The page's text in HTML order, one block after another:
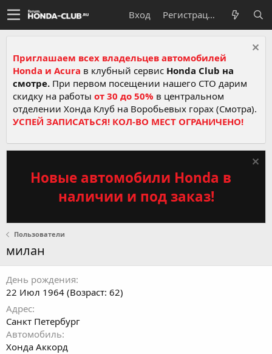
Вход Регистрация
Приглашаем всех владельцев автомобилей
Honda и Acura в клубный сервис Honda Club на
смотре. При первом посещении нашего СТО дарим
скидку на работы от 30 до 50% в центральном
отделении Хонда Клуб на Воробьевых горах (Смотра).
УСПЕЙ ЗАПИСАТЬСЯ! КОЛ-ВО МЕСТ ОГРАНИЧЕНО!
Новые автомобили Honda в
наличии и под заказ!
Пользователи
милан
День рождения
22 Июл 1964 (Возраст: 62)
Адрес
Санкт Петербург
Автомобиль
Хонда Аккорд